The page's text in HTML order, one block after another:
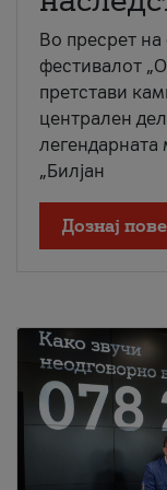
Во пресрет
фестивалот
претстави
централен
легендарната
„Билјан
Дознај